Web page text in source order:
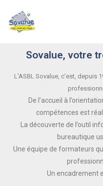
Sovalue, votre
L’ASBL Sovalue, c’est, depuis
De l’accueil à
compétences est
La découverte de l’outil
bureautique
Une équipe de formateurs
Un encadrement